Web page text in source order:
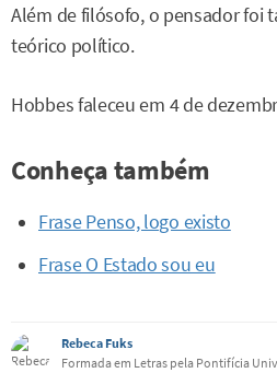
Além de filósofo, o pensador foi
teórico político.
Hobbes faleceu em 4 de
Conheça também
Frase Penso, logo existo
Frase O Estado sou eu
Rebeca Fuks
Formada em Letras pela Pontifícia